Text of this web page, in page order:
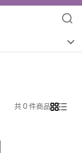
共 0 件商品